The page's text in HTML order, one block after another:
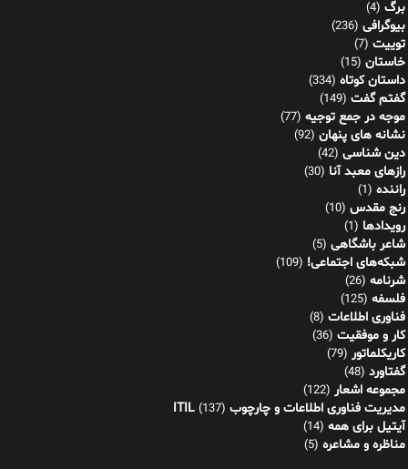
برگ (4)
بیوگرافی (236)
توییت (7)
خاستان (15)
داستان کوتاه (334)
گفتم گفت (149)
موجه در جمع توجیه (77)
نشانه های پنهان (92)
دین شناسی (42)
رازهای معبد آنا (30)
راننده (1)
رنج مقدس (10)
رویدادها (1)
شاعر باشگاهی (5)
شبکه‌های اجتماعی! (109)
شرنامه (26)
فلسفه (125)
فناوری اطلاعات (8)
کار و موفقیت (36)
کاریکلماتور (79)
گفتاورد (48)
مجموعه اشعار (122)
مدیریت فناوری اطلاعات و چارچوب ITIL (137)
آیتیل برای همه (14)
مناظره و مشاعره (5)